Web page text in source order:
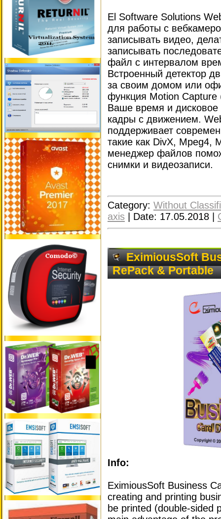
El Software Solutions
для работы с
записывать видео,
записывать
файл с интервалом
Встроенный детектор
за своим домом или
функция Motion Capture
Ваше время и дисковое
кадры с движением.
поддерживает
такие как DivX, Mpeg4,
менеджер файлов
снимки и видеозаписи.
Category: Without
axis
Date: 17.05.2018
EximiousSoft
RePack & Portable
Info:
EximiousSoft Business
creating and printing
be printed (double-sided